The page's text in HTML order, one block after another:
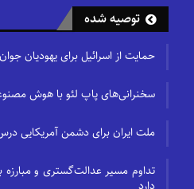
توصیه شده
حمایت از اسرائیل برای یهودیان
سخنرانی‌های پاپ لئو با هوش
ملت ایران برای دشمن آمریکایی
تداوم مسیر عدالت‌گستری و مبارزه